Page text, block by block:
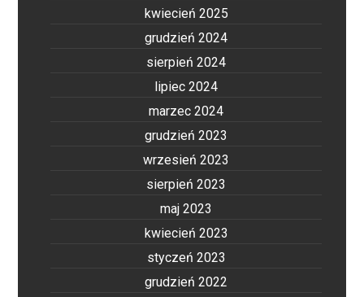
kwiecień 2025
grudzień 2024
sierpień 2024
lipiec 2024
marzec 2024
grudzień 2023
wrzesień 2023
sierpień 2023
maj 2023
kwiecień 2023
styczeń 2023
grudzień 2022